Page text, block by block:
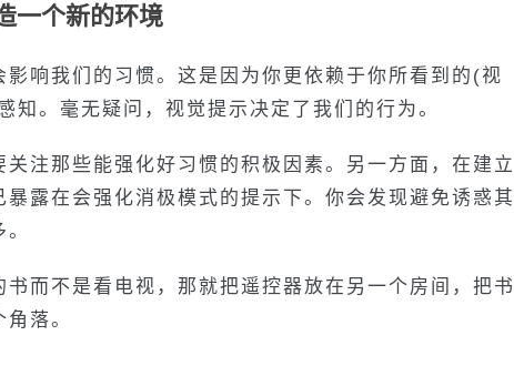
一个新的环境
影响我们的习惯。这是因为你更依赖于你所看到的(视
知。毫无疑问，视觉提示决定了我们的行为。
注那些能强化好习惯的积极因素。另一方面，在建立
露在会强化消极模式的提示下。你会发现避免诱惑其
而不是看电视，那就把遥控器放在另一个房间，把书
落。